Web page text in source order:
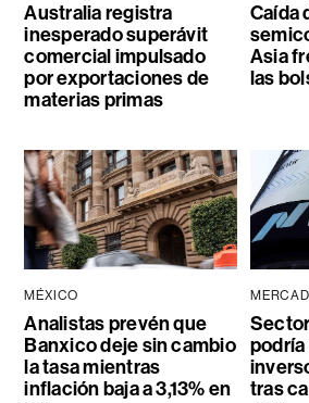
Australia registra
inesperado superávit
comercial impulsado
por exportaciones de
materias primas
Caída
Asia
las
MÉXICO
Analistas prevén que
Banxico deje sin cambio
la tasa mientras
inflación baja a 3,13% en
podría
tras